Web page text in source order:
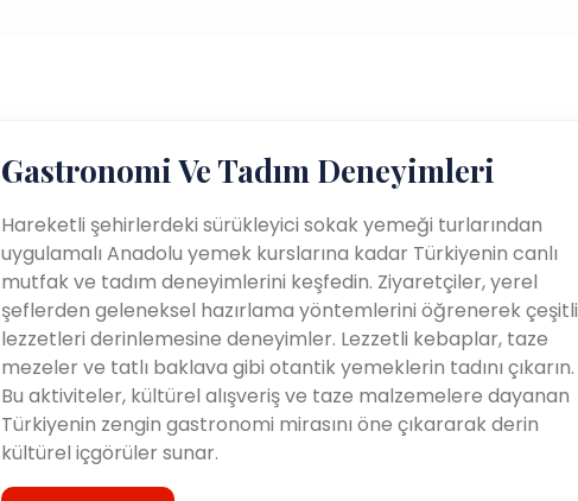
Gastronomi Ve Tadım Deneyimleri
Hareketli şehirlerdeki sürükleyici sokak yemeği turlarından
uygulamalı Anadolu yemek kurslarına kadar Türkiyenin canlı
mutfak ve tadım deneyimlerini keşfedin. Ziyaretçiler, yerel
şeflerden geleneksel hazırlama yöntemlerini öğrenerek çeşitli
lezzetleri derinlemesine deneyimler. Lezzetli kebaplar, taze
mezeler ve tatlı baklava gibi otantik yemeklerin tadını çıkarın.
Bu aktiviteler, kültürel alışveriş ve taze malzemelere dayanan
Türkiyenin zengin gastronomi mirasını öne çıkararak derin
kültürel içgörüler sunar.